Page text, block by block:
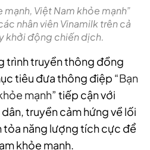
Việt Nam khỏe mạnh”
nhân viên Vinamilk trên cả
khởi động chiến dịch.
trình truyền thông đồng
tiêu đưa thông điệp “Bạn
mạnh” tiếp cận với
truyền cảm hứng về lối
tỏa năng lượng tích cực để
khỏe mạnh.